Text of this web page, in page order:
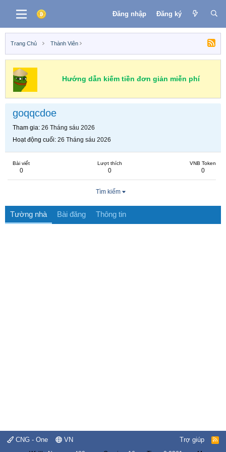
Đăng nhập Đăng ký
Trang Chủ Thành Viên
Hướng dẫn kiếm tiền đơn giản miễn phí
goqqcdoe
Tham gia 26 Tháng sáu 2026
Hoạt động cuối 26 Tháng sáu 2026
Bài viết
0
Lượt thích
0
VNB Token
0
Tìm kiếm
Tường nhà Bài đăng Thông tin
CNG - One VN Trợ giúp
R